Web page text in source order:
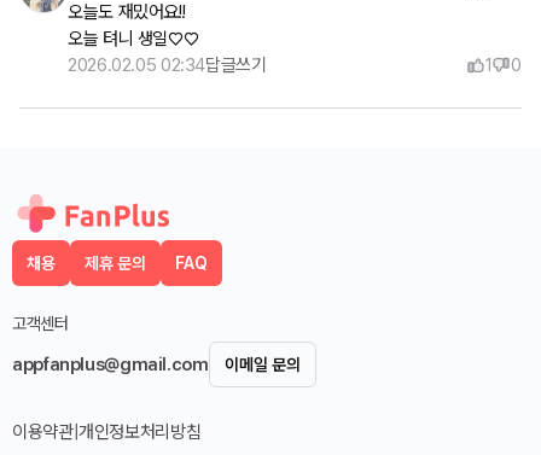
오늘도 재밌어요!!
오늘 텨니 생일♡♡
2026.02.05 02:34답글쓰기 1 0
채용 제휴 문의 FAQ
고객센터
appfanplus@gmail.com 이메일 문의
이용약관|개인정보처리방침